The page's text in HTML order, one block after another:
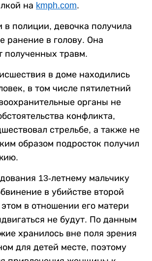
на kmph.com.
в полиции, девочка получила
ранение в голову. Она
полученных травм.
в доме находились
в том числе пятилетний
органы не
конфликта,
стрельбе, а также не
образом подросток получил
13-летнему мальчику
в убийстве второй
в отношении его матери
не будут. По данным
хранилось вне поля зрения
для детей месте, поэтому